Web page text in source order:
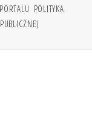
POLITYKA